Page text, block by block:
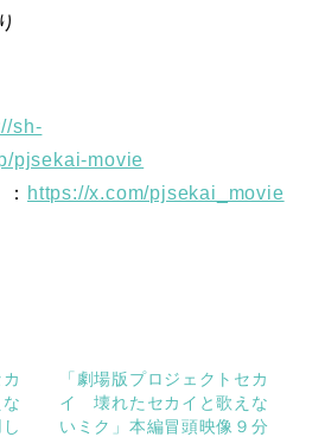
sh-
pjsekai-movie
https://x.com/pjsekai_movie
「劇場版プロジェクトセカ
イ 壊れたセカイと歌えな
いミク」本編冒頭映像９分